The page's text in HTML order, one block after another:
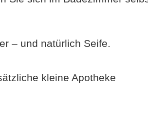
– und natürlich Seife.
kleine Apotheke